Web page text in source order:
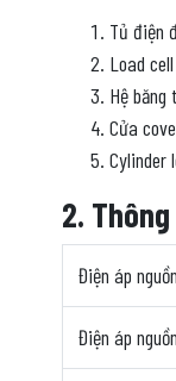
Tủ điện
Load cell
Hệ
Cửa
Cylinder
2.
Điện áp
Điện áp